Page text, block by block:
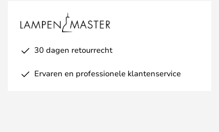
30 dagen retourrecht
Ervaren en professionele klantenservice